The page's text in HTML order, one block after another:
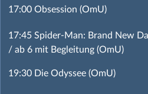
17:00 Obsession (OmU)
17:45 Spider-Man: Brand New
/ ab 6 mit Begleitung (OmU)
19:30 Die Odyssee (OmU)